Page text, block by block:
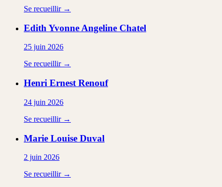
Se recueillir →
Edith Yvonne Angeline Chatel
25 juin 2026
Se recueillir →
Henri Ernest Renouf
24 juin 2026
Se recueillir →
Marie Louise Duval
2 juin 2026
Se recueillir →